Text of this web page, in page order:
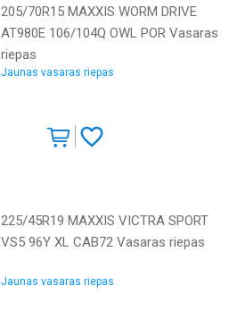
205/70R15 MAXXIS WORM DRIVE
AT980E 106/104Q OWL POR Vasaras
riepas
Jaunas vasaras riepas
225/45R19 MAXXIS VICTRA SPORT
VS5 96Y XL CAB72 Vasaras riepas
Jaunas vasaras riepas